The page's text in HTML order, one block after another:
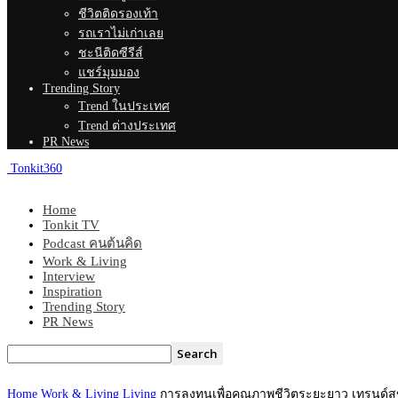
ชีวิตติดรองเท้า
รถเราไม่เก่าเลย
ชะนีติดซีรีส์
แชร์มุมมอง
Trending Story
Trend ในประเทศ
Trend ต่างประเทศ
PR News
Tonkit360
Home
Tonkit TV
Podcast คนต้นคิด
Work & Living
Interview
Inspiration
Trending Story
PR News
Home Work & Living Living การลงทุนเพื่อคุณภาพชีวิตระยะยาว เทรนด์